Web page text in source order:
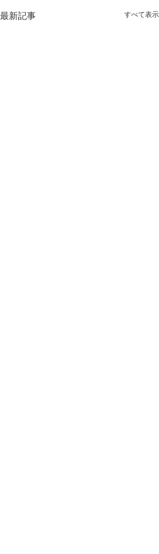
最新記事 すべて表示